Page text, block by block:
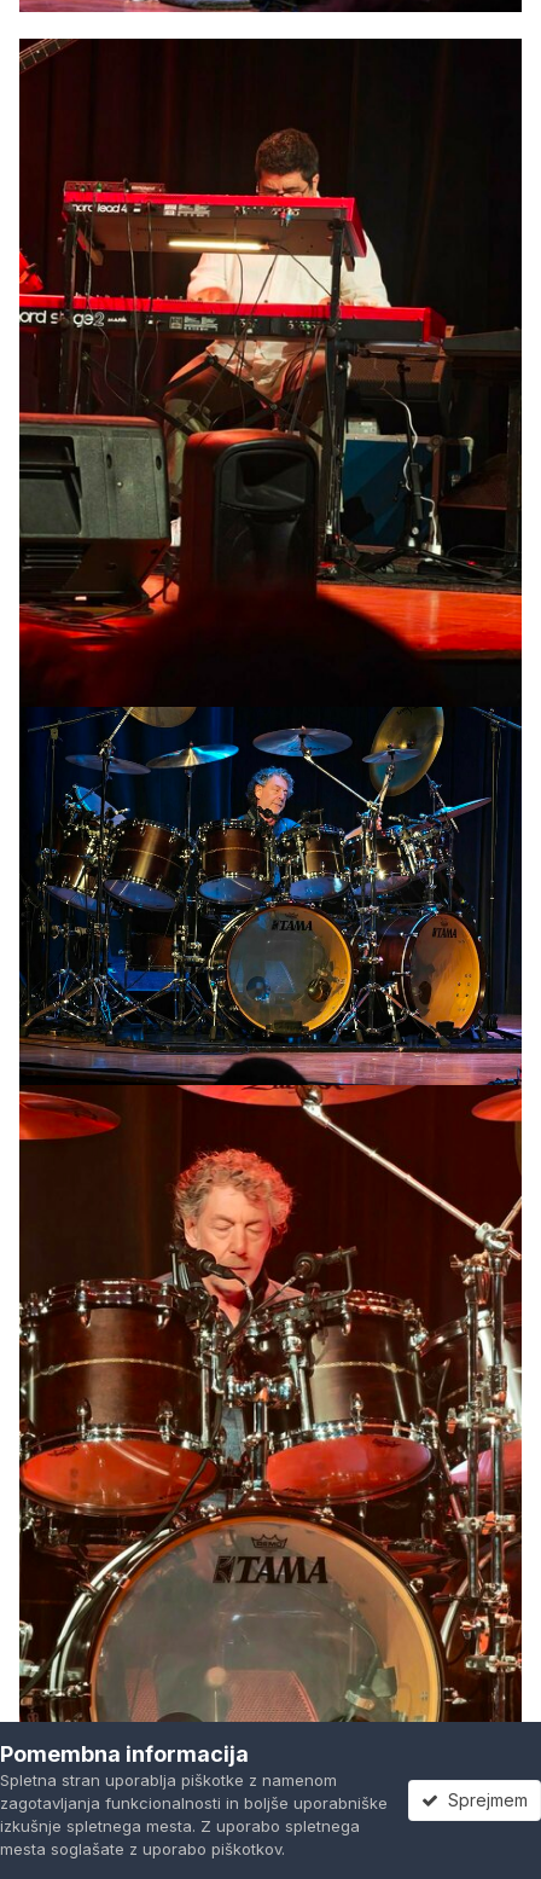
Pomembna informacija
Spletna stran uporablja piškotke z namenom
zagotavljanja funkcionalnosti in boljše uporabniške
izkušnje spletnega mesta. Z uporabo spletnega
mesta soglašate z uporabo piškotkov.
Sprejmem
Forumi Neprebrano Prijavi se